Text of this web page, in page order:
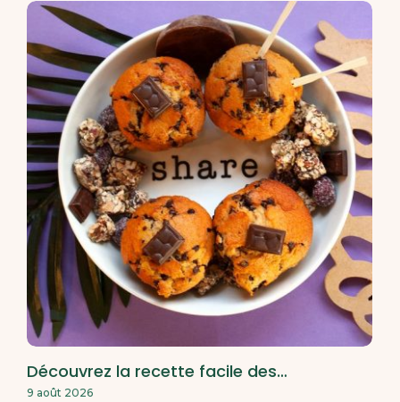
Découvrez la recette facile des…
9 août 2026